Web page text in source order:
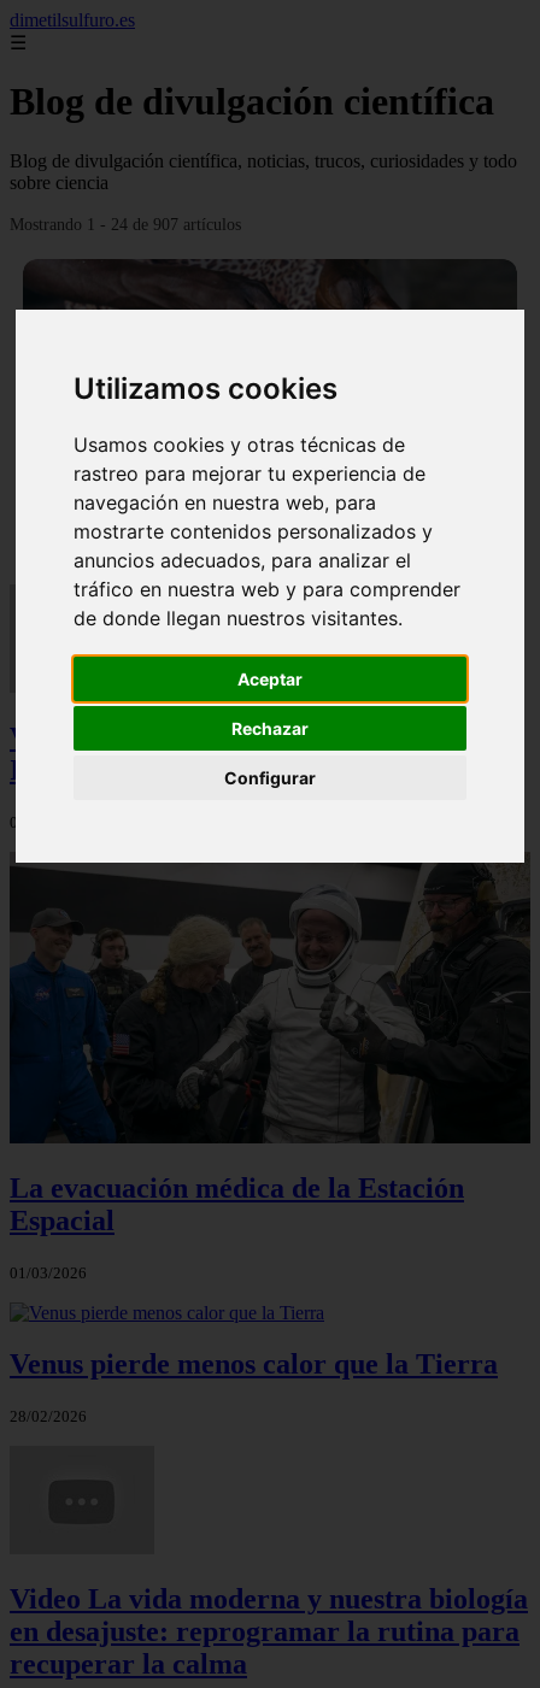
Utilizamos cookies
Usamos cookies y otras técnicas de
rastreo para mejorar tu experiencia de
navegación en nuestra web, para
mostrarte contenidos personalizados y
anuncios adecuados, para analizar el
tráfico en nuestra web y para comprender
de donde llegan nuestros visitantes.
Aceptar
Rechazar
Configurar
dimetilsulfuro.es
☰
Blog de divulgación científica
Blog de divulgación científica, noticias, trucos, curiosidades y todo
sobre ciencia
Mostrando 1 - 24 de 907 artículos
En África harán lo que parecía imposible: Utilizarán
moléculas de agua para cocinar sus alimentos
Video Advertencias desde la cúspide de la
IA: Hinton y el posible colapso social
06/03/2026
La evacuación médica de la Estación
Espacial
01/03/2026
Venus pierde menos calor que la Tierra
28/02/2026
Video La vida moderna y nuestra biología
en desajuste: reprogramar la rutina para
recuperar la calma